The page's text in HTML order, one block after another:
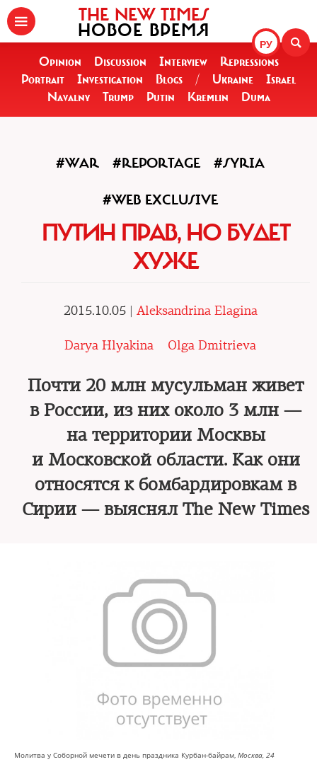
РУ
THE NEW TIMES
НОВОЕ ВРЕМЯ
Opinion Discussion Interview
Repressions
Portrait
Investigation Blogs / Ukraine
Israel
Navalny
Trump Putin Kremlin Duma
#WAR #REPORTAGE #SYRIA
#WEB EXCLUSIVE
ПУТИН ПРАВ, НО БУДЕТ
ХУЖЕ
2015.10.05 | Aleksandrina Elagina
Darya Hlyakina Olga Dmitrieva
Почти 20 млн мусульман живет
в России, из них около 3 млн —
на территории Москвы
и Московской области. Как они
относятся к бомбардировкам в
Сирии — выяснял The New Times
Молитва у Соборной мечети в день праздника Курбан-байрам, Москва, 24